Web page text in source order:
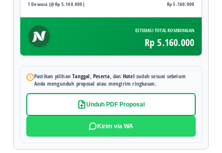
1 Dewasa (@ Rp 5.160.000) Rp 5.160.000
ESTIMASI TOTAL ROMBONGAN
Rp 5.160.000
Pastikan pilihanTanggal ,Peserta , dan Hotel sudah sesuai sebelum
Anda mengunduh proposal atau mengirim ringkasan.
Unduh PDF Proposal
Kirim via WA